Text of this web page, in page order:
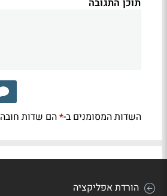
תוכן התגובה
השדות המסומנים ב-*הם שדות חובה
הורדת אפליקציה